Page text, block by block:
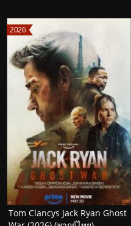
2026
Tom Clancys Jack Ryan Ghost